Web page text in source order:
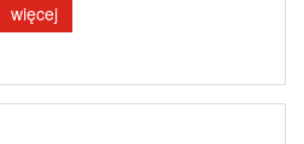
więcej